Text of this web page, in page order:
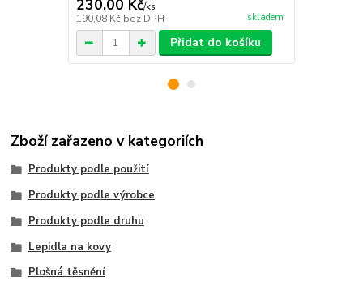
230,00 Kč/ks
190,08 Kč bez DPH skladem
Přidat do košíku
Zboží zařazeno v kategoriích
Produkty podle použití
Produkty podle výrobce
Produkty podle druhu
Lepidla na kovy
Plošná těsnění